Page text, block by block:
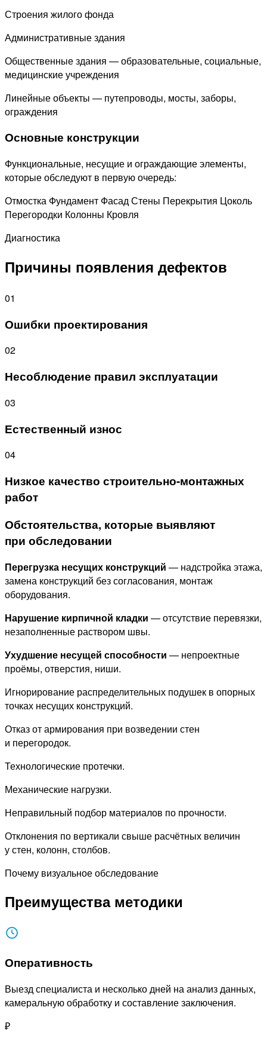
Строения жилого фонда
Административные здания
Общественные здания — образовательные, социальные,
медицинские учреждения
Линейные объекты — путепроводы, мосты, заборы,
ограждения
Основные конструкции
Функциональные, несущие и ограждающие элементы,
которые обследуют в первую очередь:
Отмостка Фундамент ФасадСтены Перекрытия Цоколь
Перегородки Колонны Кровля
Диагностика
Причины появления дефектов
01
Ошибки проектирования
02
Несоблюдение правил эксплуатации
03
Естественный износ
04
Низкое качество строительно-монтажных
работ
Обстоятельства, которые выявляют
при обследовании
Перегрузка несущих конструкций — надстройка этажа,
замена конструкций без согласования, монтаж
оборудования.
Нарушение кирпичной кладки — отсутствие перевязки,
незаполненные раствором швы.
Ухудшение несущей способности — непроектные
проёмы, отверстия, ниши.
Игнорирование распределительных подушек в опорных
точках несущих конструкций.
Отказ от армирования при возведении стен
и перегородок.
Технологические протечки.
Механические нагрузки.
Неправильный подбор материалов по прочности.
Отклонения по вертикали свыше расчётных величин
у стен, колонн, столбов.
Почему визуальное обследование
Преимущества методики
Оперативность
Выезд специалиста и несколько дней на анализ данных,
камеральную обработку и составление заключения.
₽